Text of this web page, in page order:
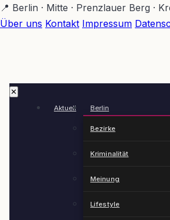
Zum
Hauptinhalt
📍 Berlin · Mitte · Prenzlauer Berg ·
Über uns Kontakt Impressum
✕
Aktuell Berlin
Bezirke
Kriminalität
Meinung
Lifestyle